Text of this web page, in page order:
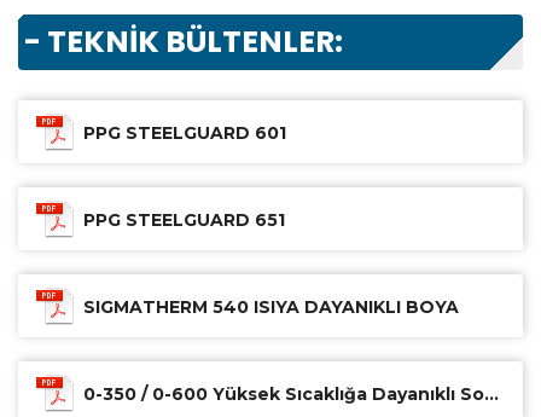
- TEKNİK BÜLTENLER:
PPG STEELGUARD 601
PPG STEELGUARD 651
SIGMATHERM 540 ISIYA DAYANIKLI BOYA
0-350 / 0-600 Yüksek Sıcaklığa Dayanıklı Sonkat (350 / 600°C )